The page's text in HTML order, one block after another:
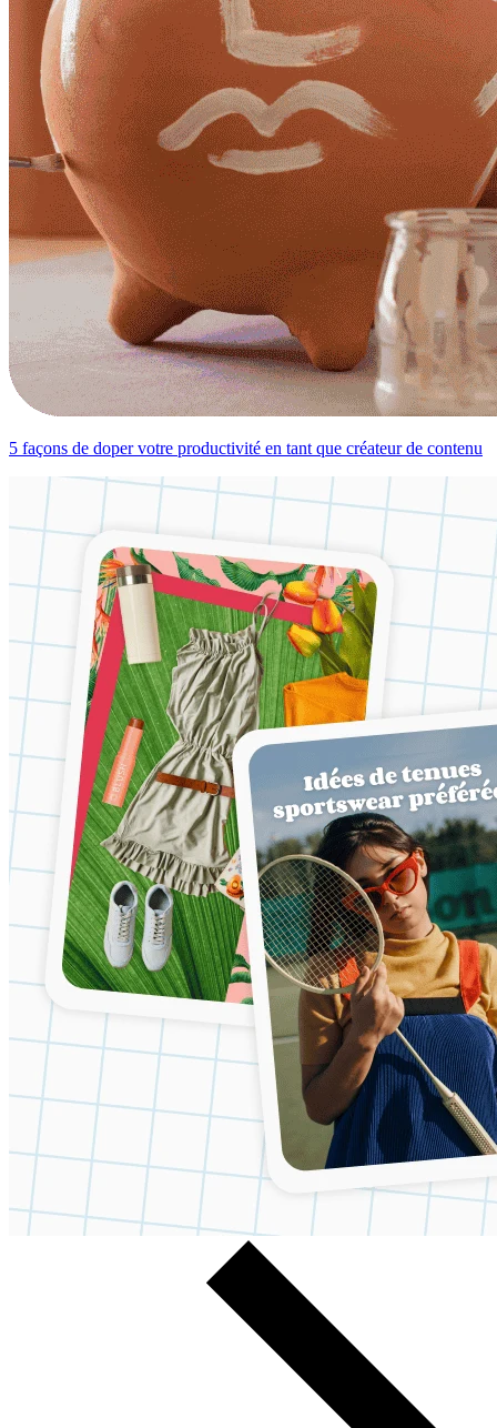
5 façons de doper votre productivité en tant que créateur de contenu